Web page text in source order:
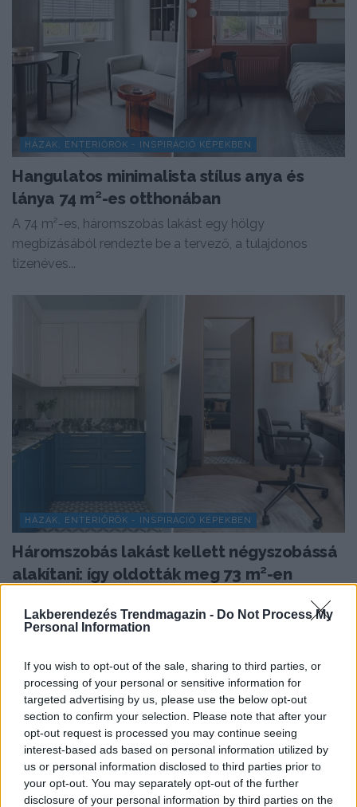
Lakberendezés Trendmagazin - Do Not Process My
Personal Information
If you wish to opt-out of the sale, sharing to third parties, or
processing of your personal or sensitive information for
targeted advertising by us, please use the below opt-out
section to confirm your selection. Please note that after your
opt-out request is processed you may continue seeing
interest-based ads based on personal information utilized by
us or personal information disclosed to third parties prior to
your opt-out. You may separately opt-out of the further
disclosure of your personal information by third parties on the
HÁZAK, ENTERIŐRÖK - INSPIRÁCIÓ KÉPEKBEN
Hangulatos minimalista stílus anya és
lánya 74 m²-es otthonában
A 74 m²-es, háromszobás lakást egy hölgy
megbízásából rendezte be a tervező, a tulajdonos
tizenéves...
HÁZAK, ENTERIŐRÖK - INSPIRÁCIÓ KÉPEKBEN
Háromszobás lakást kellett négyszobássá
alakítani: így oldották meg 73 m²-en
Egy 73 m²-es lakásban három különálló hálószobát,
nappalit, kompakt konyhát, két gardróbot, mosókonyhát
TOVÁBBIAK BETÖLTÉSE
Praktikus lakberendezési ötletek